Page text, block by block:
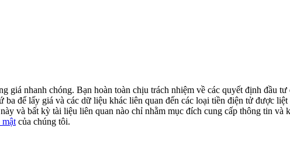
giá nhanh chóng. Bạn hoàn toàn chịu trách nhiệm về các quyết định đầu
ba để lấy giá và các dữ liệu khác liên quan đến các loại tiền điện tử được
và bất kỳ tài liệu liên quan nào chỉ nhằm mục đích cung cấp thông tin
mật của chúng tôi.